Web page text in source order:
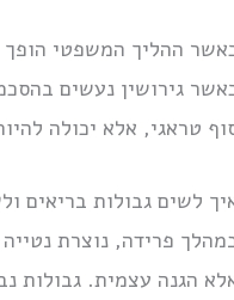
ההליך המשפטי הופך
גירושין נעשים
טראגי, אלא יכולה
לשים גבולות בריאים
פרידה, נוצרת
הגנה עצמית. גבולות